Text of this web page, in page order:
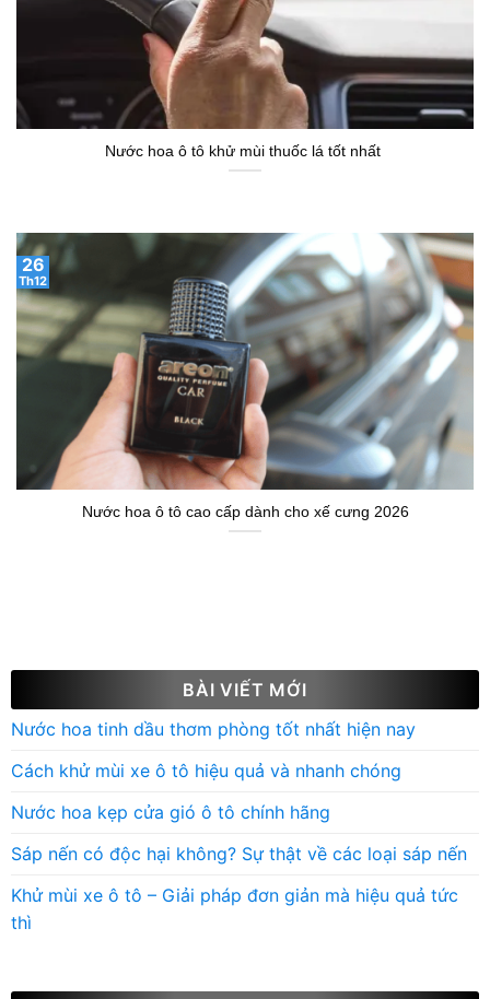
Nước hoa ô tô khử mùi thuốc lá tốt nhất
Nước hoa ô tô cao cấp dành cho xế cưng 2026
26
Th12
BÀI VIẾT MỚI
Nước hoa tinh dầu thơm phòng tốt nhất hiện nay
Cách khử mùi xe ô tô hiệu quả và nhanh chóng
Nước hoa kẹp cửa gió ô tô chính hãng
Sáp nến có độc hại không? Sự thật về các loại sáp nến
Khử mùi xe ô tô – Giải pháp đơn giản mà hiệu quả tức
thì